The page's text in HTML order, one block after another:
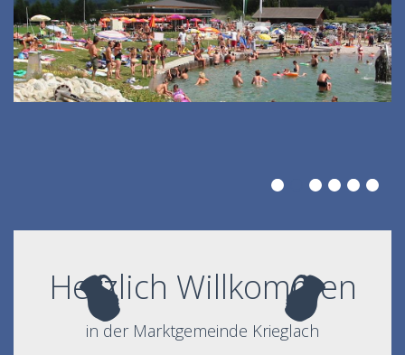
Herzlich Willkommen
in der Marktgemeinde Krieglach